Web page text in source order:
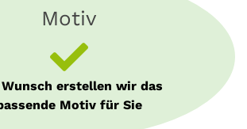
Motiv
erstellen wir das
Motiv für Sie